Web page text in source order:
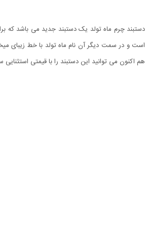
است و در سمت دیگر آن نام ماه تولد با خط زیبای
هم اکنون می توانید این دستبند را با قیمتی